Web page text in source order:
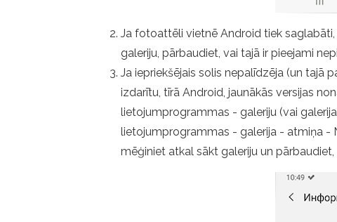
Ja fotoattēli vietnē Android tiek
galeriju, pārbaudiet, vai tajā ir pieejami
Ja iepriekšējais solis nepalīdzēja (un tajā
izdarītu, tīrā Android, jaunākās versijas
lietojumprogrammas - galeriju (vai
lietojumprogrammas - galerija - atmiņa -
mēģiniet atkal sākt galeriju un